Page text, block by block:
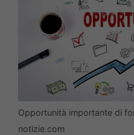
Opportunità importante di
notizie.com